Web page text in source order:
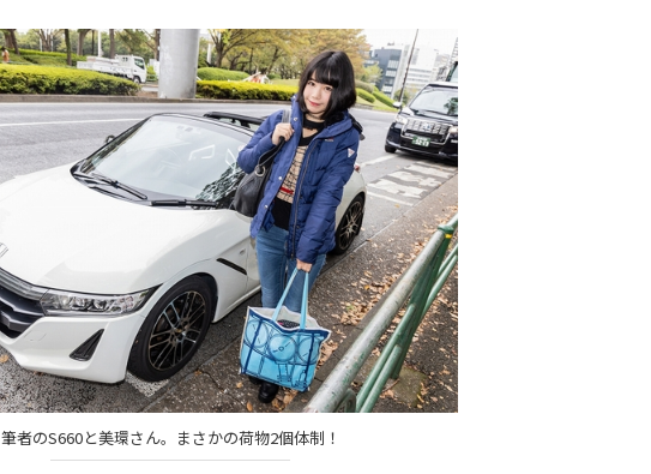
筆者のS660と美環さん。まさかの荷物2個体制！